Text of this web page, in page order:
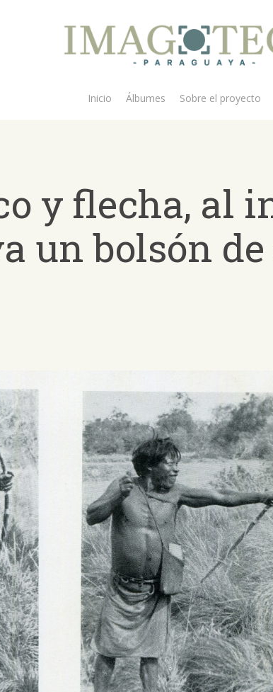
¿Cómo buscar?
Inicio Álbumes Sobre el proyecto
y flecha, al
un bolsón